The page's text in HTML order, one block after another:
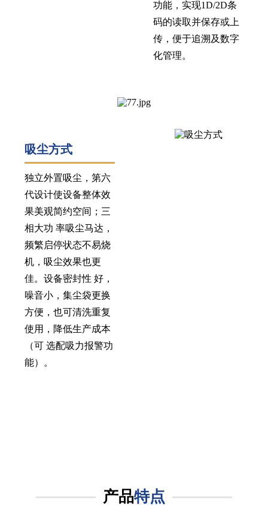
功能，实现1D/2D条
码的读取并保存或上
传，便于追溯及数字
化管理。
吸尘方式
独立外置吸尘，第六
代设计使设备整体效
果美观简约空间；三
相大功 率吸尘马达，
频繁启停状态不易烧
机，吸尘效果也更
佳。设备密封性 好，
噪音小，集尘袋更换
方便，也可清洗重复
使用，降低生产成本
（可 选配吸力报警功
能）。
产品特点